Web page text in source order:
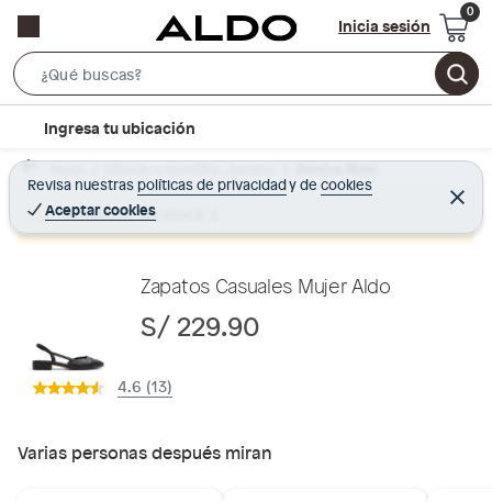
Inicia sesión
e
r
c
B
r
c
t
n
Ingresa tu ubicación
Revisa nuestras políticas de privacidadyde cookies
Aceptar cookies
C
e
r
Home Calzado y zapatillas - Zapatos Zapatos Mujer
Producto sin stock :(
Zapatos Casuales Mujer Aldo
S/ 229.90
4.6 (13)
Varias personas después miran